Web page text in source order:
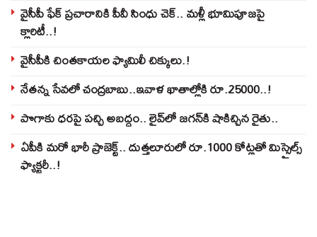
వైసీపీ ఫేక్ ప్రచారానికి పీవీ సింధు చెక్.. మళ్లీ భూమిపూజపై
క్లారిటీ..!
వైసీపీకి చింతకాయల ఫ్యామిలీ చిక్కులు.!
నేతన్న సేవలో చంద్రబాబు..ఇవాళ ఖాతాల్లోకి రూ.25000..!
పొగాకు ధరపై పచ్చి అబద్దం.. లైవ్‌లో జగన్‌కి షాకిచ్చిన రైతు..
ఏపీకి మరో భారీ ప్రాజెక్ట్.. దుత్తలూరులో రూ.1000 కోట్లతో మిస్సైల్స్
ఫ్యాక్టరీ..!